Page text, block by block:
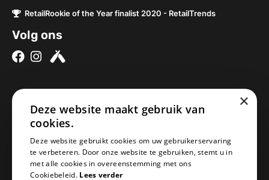
RetailRookie of the Year finalist 2020 - RetailTrends
Volg ons
Over ons
Brouwerijen
Onze bieren
Onze bierpakketten
Biercheque inleveren
5076SV Haaren
Nederland
info@geheimbiertje.nl
×
Deze website maakt gebruik van
cookies.
Deze website gebruikt cookies om uw gebruikerservaring
te verbeteren. Door onze website te gebruiken, stemt u in
met alle cookies in overeenstemming met ons
Cookiebeleid. Lees verder